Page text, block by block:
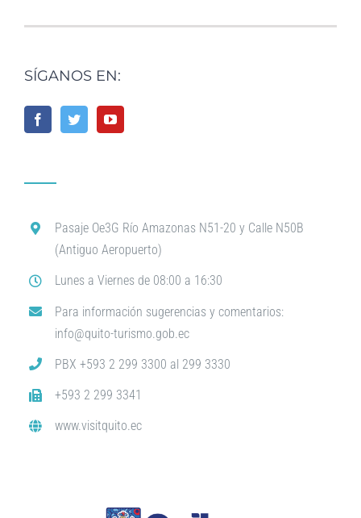
SÍGANOS EN:
Pasaje Oe3G Río Amazonas N51-20 y Calle N50B
(Antiguo Aeropuerto)
Lunes a Viernes de 08:00 a 16:30
Para información sugerencias y comentarios:
info@quito-turismo.gob.ec
PBX +593 2 299 3300 al 299 3330
+593 2 299 3341
www.visitquito.ec